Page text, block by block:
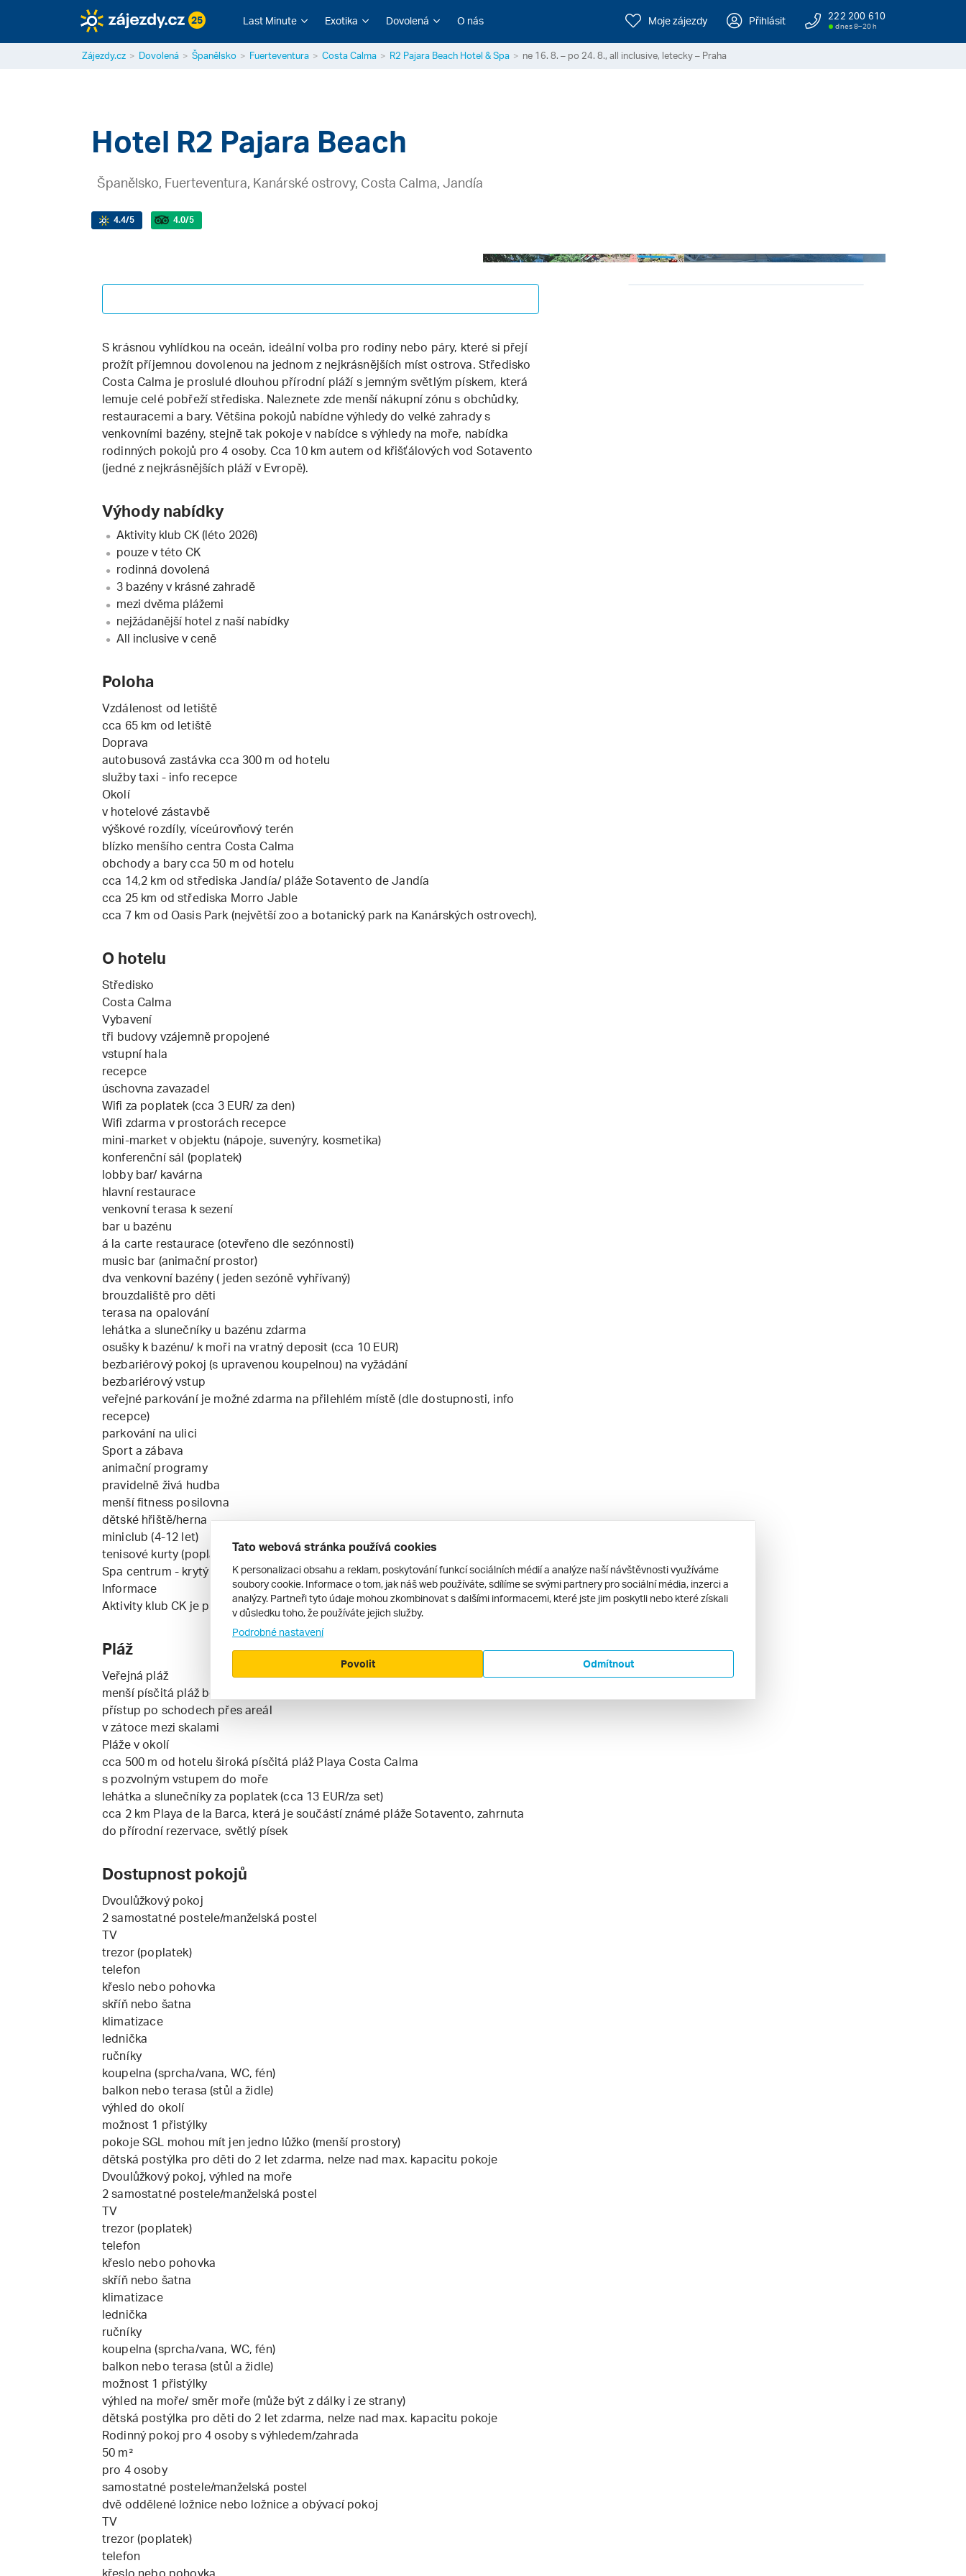
25 Last Minute Exotika Dovolená O nás Moje zájezdy Přihlásit 222 200 610
dnes 8–20 h
Zájezdy.cz Dovolená Španělsko Fuerteventura Costa Calma R2 Pajara Beach Hotel & Spa ne 16. 8. – po 24. 8., all inclusive, letecky – Praha
Hotel R2 Pajara Beach
Španělsko, Fuerteventura, Kanárské ostrovy, Costa Calma, Jandía
4.4/5 4.0/5
S krásnou vyhlídkou na oceán, ideální volba pro rodiny nebo páry, které si přejí
prožít příjemnou dovolenou na jednom z nejkrásnějších míst ostrova. Středisko
Costa Calma je proslulé dlouhou přírodní pláží s jemným světlým pískem, která
lemuje celé pobřeží střediska. Naleznete zde menší nákupní zónu s obchůdky,
restauracemi a bary. Většina pokojů nabídne výhledy do velké zahrady s
venkovními bazény, stejně tak pokoje v nabídce s výhledy na moře, nabídka
rodinných pokojů pro 4 osoby. Cca 10 km autem od křišťálových vod Sotavento
(jedné z nejkrásnějších pláží v Evropě).
Výhody nabídky
Aktivity klub CK (léto 2026)
pouze v této CK
rodinná dovolená
3 bazény v krásné zahradě
mezi dvěma plážemi
nejžádanější hotel z naší nabídky
All inclusive v ceně
Poloha
Vzdálenost od letiště
cca 65 km od letiště
Doprava
autobusová zastávka cca 300 m od hotelu
služby taxi - info recepce
Okolí
v hotelové zástavbě
výškové rozdíly, víceúrovňový terén
blízko menšího centra Costa Calma
obchody a bary cca 50 m od hotelu
cca 14,2 km od střediska Jandía/ pláže Sotavento de Jandía
cca 25 km od střediska Morro Jable
cca 7 km od Oasis Park (největší zoo a botanický park na Kanárských ostrovech),
O hotelu
Středisko
Costa Calma
Vybavení
tři budovy vzájemně propojené
vstupní hala
recepce
úschovna zavazadel
Wifi za poplatek (cca 3 EUR/ za den)
Wifi zdarma v prostorách recepce
mini-market v objektu (nápoje, suvenýry, kosmetika)
konferenční sál (poplatek)
lobby bar/ kavárna
hlavní restaurace
venkovní terasa k sezení
bar u bazénu
á la carte restaurace (otevřeno dle sezónnosti)
music bar (animační prostor)
dva venkovní bazény ( jeden sezóně vyhřívaný)
brouzdaliště pro děti
terasa na opalování
lehátka a slunečníky u bazénu zdarma
osušky k bazénu/ k moři na vratný deposit (cca 10 EUR)
bezbariérový pokoj (s upravenou koupelnou) na vyžádání
bezbariérový vstup
veřejné parkování je možné zdarma na přilehlém místě (dle dostupnosti, info
recepce)
parkování na ulici
Sport a zábava
animační programy
pravidelně živá hudba
menší fitness posilovna
dětské hřiště/herna
miniclub (4-12 let)
tenisové kurty (poplatek)
Spa centrum - krytý bazén (poplatek)
Informace
Aktivity klub CK je pro Vás přichystán v období od 15.6. do 25.9. 2026.
Pláž
Veřejná pláž
menší písčitá pláž bez plážového servisu cca 50 m od areálu hotelu
přístup po schodech přes areál
v zátoce mezi skalami
Pláže v okolí
cca 500 m od hotelu široká písčitá pláž Playa Costa Calma
s pozvolným vstupem do moře
lehátka a slunečníky za poplatek (cca 13 EUR/za set)
cca 2 km Playa de la Barca, která je součástí známé pláže Sotavento, zahrnuta
do přírodní rezervace, světlý písek
Dostupnost pokojů
Dvoulůžkový pokoj
2 samostatné postele/manželská postel
TV
trezor (poplatek)
telefon
křeslo nebo pohovka
skříň nebo šatna
klimatizace
lednička
ručníky
koupelna (sprcha/vana, WC, fén)
balkon nebo terasa (stůl a židle)
výhled do okolí
možnost 1 přistýlky
pokoje SGL mohou mít jen jedno lůžko (menší prostory)
dětská postýlka pro děti do 2 let zdarma, nelze nad max. kapacitu pokoje
Dvoulůžkový pokoj, výhled na moře
2 samostatné postele/manželská postel
TV
trezor (poplatek)
telefon
křeslo nebo pohovka
skříň nebo šatna
klimatizace
lednička
ručníky
koupelna (sprcha/vana, WC, fén)
balkon nebo terasa (stůl a židle)
možnost 1 přistýlky
výhled na moře/ směr moře (může být z dálky i ze strany)
dětská postýlka pro děti do 2 let zdarma, nelze nad max. kapacitu pokoje
Rodinný pokoj pro 4 osoby s výhledem/zahrada
50 m²
pro 4 osoby
samostatné postele/manželská postel
dvě oddělené ložnice nebo ložnice a obývací pokoj
TV
trezor (poplatek)
telefon
Tato webová stránka používá cookies
K personalizaci obsahu a reklam, poskytování funkcí sociálních médií a analýze naší návštěvnosti využíváme
soubory cookie. Informace o tom, jak náš web používáte, sdílíme se svými partnery pro sociální média, inzerci a
analýzy. Partneři tyto údaje mohou zkombinovat s dalšími informacemi, které jste jim poskytli nebo které získali
v důsledku toho, že používáte jejich služby.
Podrobné nastavení
Odmítnout
Povolit